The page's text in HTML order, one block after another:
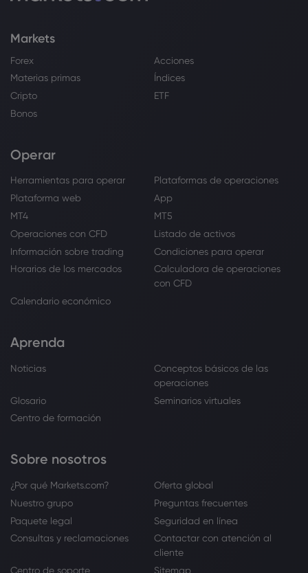
Markets
Forex
Acciones
Materias primas
Índices
Cripto
ETF
Bonos
Operar
Herramientas para operar
Plataformas de operaciones
Plataforma web
App
MT4
MT5
Operaciones con CFD
Listado de activos
Información sobre trading
Condiciones para operar
Horarios de los mercados
Calculadora de operaciones
con CFD
Calendario económico
Aprenda
Noticias
Conceptos básicos de las
operaciones
Glosario
Seminarios virtuales
Centro de formación
Sobre nosotros
¿Por qué Markets.com?
Oferta global
Nuestro grupo
Preguntas frecuentes
Paquete legal
Seguridad en línea
Consultas y reclamaciones
Contactar con atención al
cliente
Centro de soporte
Sitemap